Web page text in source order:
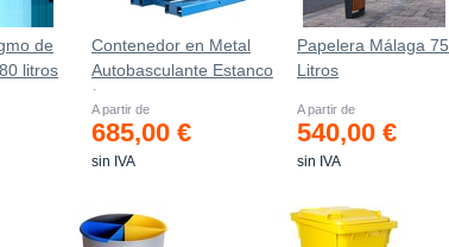
de
litros
Contenedor en Metal
Autobasculante Estanco
*
A partir de
685,00 €
sin IVA
Papelera Málaga 75
Litros
A partir de
540,00 €
sin IVA